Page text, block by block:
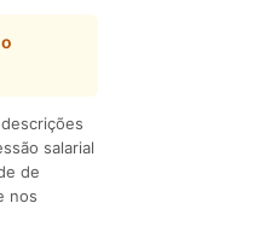
salarial
de
nos